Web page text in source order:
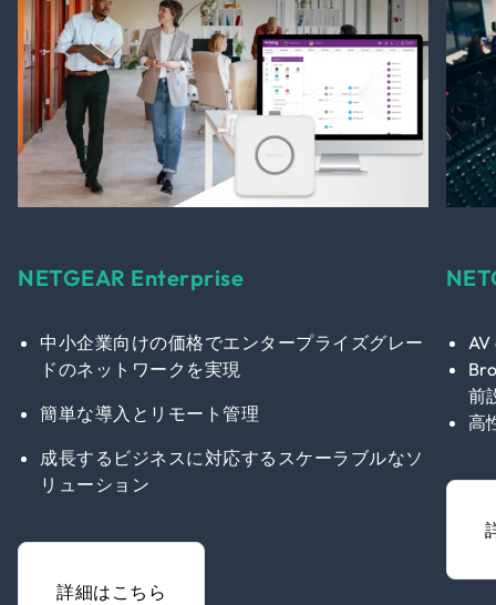
NETGEAR Enterprise
中小企業向けの価格でエンタープライズグレー
ドのネットワークを実現
簡単な導入とリモート管理
成長するビジネスに対応するスケーラブルなソ
リューション
詳細はこちら
前
高